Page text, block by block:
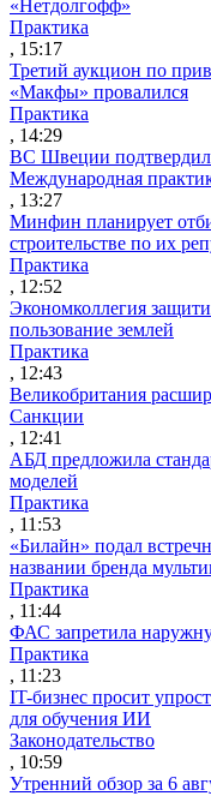
«Нетдолгофф»
Практика
, 15:17
Третий аукцион по
«Макфы» провалился
Практика
, 14:29
ВС Швеции подтвердил
Международная
, 13:27
Минфин планирует
строительстве по их
Практика
, 12:52
Экономколлегия
пользование землей
Практика
, 12:43
Великобритания
Санкции
, 12:41
АБД предложила
моделей
Практика
, 11:53
«Билайн» подал
названии бренда
Практика
, 11:44
ФАС запретила
Практика
, 11:23
IT-бизнес просит
для обучения ИИ
Законодательство
, 10:59
Утренний обзор за 6